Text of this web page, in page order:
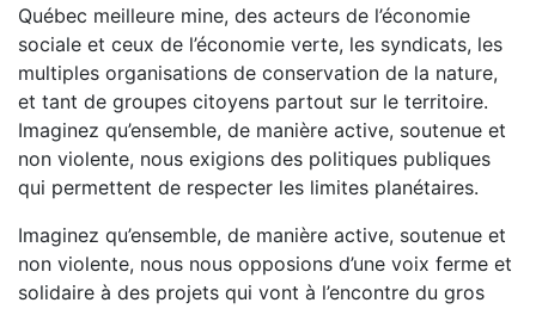
Québec meilleure mine, des acteurs de l’économie
sociale et ceux de l’économie verte, les syndicats, les
multiples organisations de conservation de la nature,
et tant de groupes citoyens partout sur le territoire.
Imaginez qu’ensemble, de manière active, soutenue et
non violente, nous exigions des politiques publiques
qui permettent de respecter les limites planétaires.
Imaginez qu’ensemble, de manière active, soutenue et
non violente, nous nous opposions d’une voix ferme et
solidaire à des projets qui vont à l’encontre du gros